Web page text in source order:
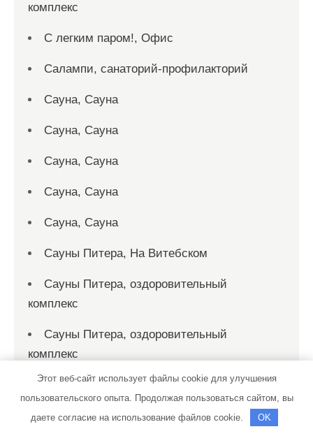
комплекс
С легким паром!, Офис
Салампи, санаторий-профилакторий
Сауна, Сауна
Сауна, Сауна
Сауна, Сауна
Сауна, Сауна
Сауна, Сауна
Сауны Питера, На Витебском
Сауны Питера, оздоровительный
комплекс
Сауны Питера, оздоровительный
комплекс
Северный форос, сауна
Сервисный центр
Этот веб-сайт использует файлы cookie для улучшения
пользовательского опыта. Продолжая пользоваться сайтом, вы
даете согласие на использование файлов cookie.
OK